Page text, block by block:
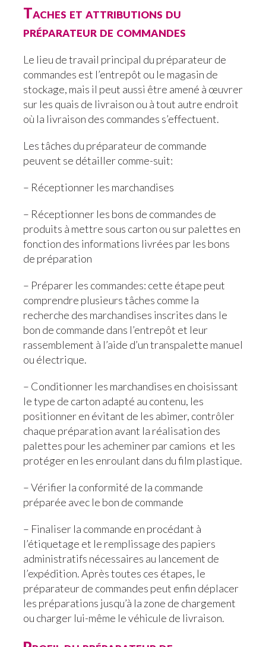
Taches et attributions du
préparateur de commandes
Le lieu de travail principal du préparateur de
commandes est l’entrepôt ou le magasin de
stockage, mais il peut aussi être amené à œuvrer
sur les quais de livraison ou à tout autre endroit
où la livraison des commandes s’effectuent.
Les tâches du préparateur de commande
peuvent se détailler comme-suit:
– Réceptionner les marchandises
– Réceptionner les bons de commandes de
produits à mettre sous carton ou sur palettes en
fonction des informations livrées par les bons
de préparation
– Préparer les commandes: cette étape peut
comprendre plusieurs tâches comme la
recherche des marchandises inscrites dans le
bon de commande dans l’entrepôt et leur
rassemblement à l’aide d’un transpalette manuel
ou électrique.
– Conditionner les marchandises en choisissant
le type de carton adapté au contenu, les
positionner en évitant de les abimer, contrôler
chaque préparation avant la réalisation des
palettes pour les acheminer par camions et les
protéger en les enroulant dans du film plastique.
– Vérifier la conformité de la commande
préparée avec le bon de commande
– Finaliser la commande en procédant à
l’étiquetage et le remplissage des papiers
administratifs nécessaires au lancement de
l’expédition. Après toutes ces étapes, le
préparateur de commandes peut enfin déplacer
les préparations jusqu’à la zone de chargement
ou charger lui-même le véhicule de livraison.